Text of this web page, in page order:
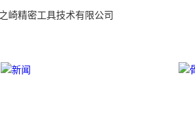
崎精密工具技术有限公司